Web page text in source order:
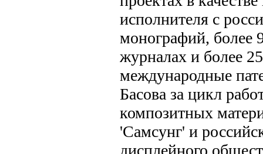
исполнителя с
монографий, более
журналах и более
международные
Басова за цикл
композитных
'Самсунг' и
дисплейного